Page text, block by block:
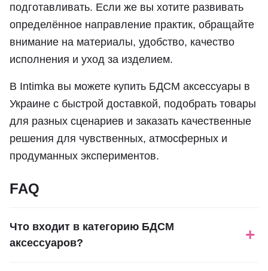
подготавливать. Если же вы хотите развивать
определённое направление практик, обращайте
внимание на материалы, удобство, качество
исполнения и уход за изделием.
В Intimka вы можете купить БДСМ аксессуары в
Украине с быстрой доставкой, подобрать товары
для разных сценариев и заказать качественные
решения для чувственных, атмосферных и
продуманных экспериментов.
FAQ
Что входит в категорию БДСМ
аксессуаров?
+